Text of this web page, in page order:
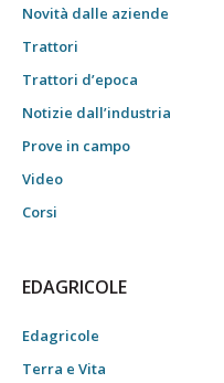
Novità dalle aziende
Trattori
Trattori d’epoca
Notizie dall’industria
Prove in campo
Video
Corsi
EDAGRICOLE
Edagricole
Terra e Vita